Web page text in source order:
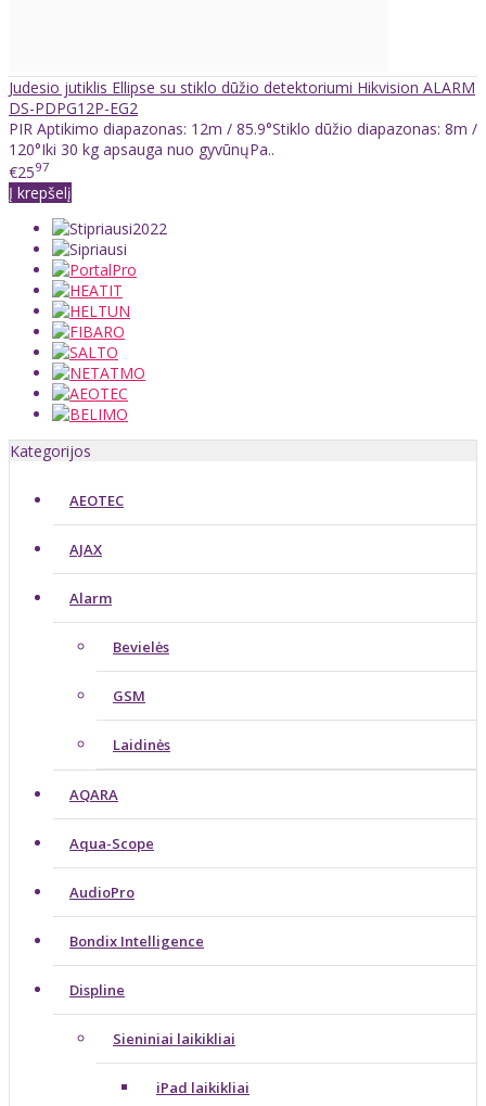
Judesio jutiklis Ellipse su stiklo dūžio detektoriumi Hikvision ALARM
DS-PDPG12P-EG2
PIR Aptikimo diapazonas: 12m / 85.9°Stiklo dūžio diapazonas: 8m /
120°Iki 30 kg apsauga nuo gyvūnųPa..
€2597
Į krepšelį
Kategorijos
AEOTEC
AJAX
Alarm
Bevielės
GSM
Laidinės
AQARA
Aqua-Scope
AudioPro
Bondix Intelligence
Displine
Sieniniai laikikliai
iPad laikikliai